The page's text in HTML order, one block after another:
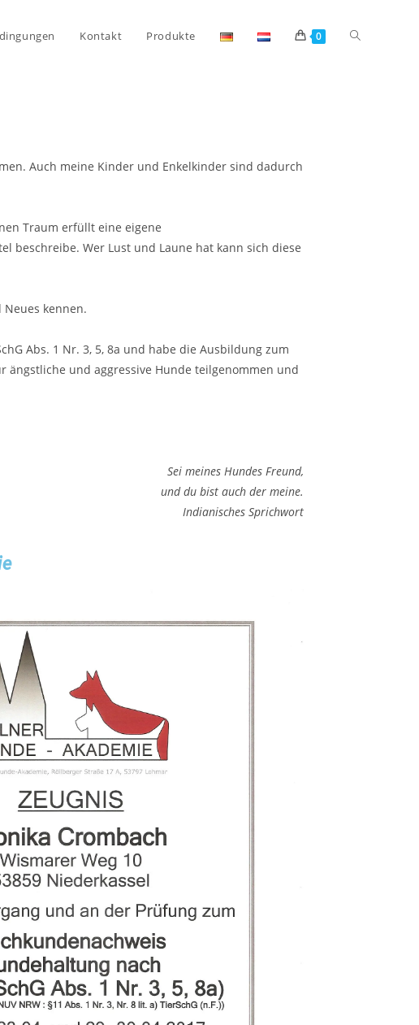
Kontakt Produkte 0
Auch meine Kinder und Enkelkinder sind dadurch
Traum erfüllt eine eigene
beschreibe. Wer Lust und Laune hat kann sich diese
kennen.
Abs. 1 Nr. 3, 5, 8a und habe die Ausbildung zum
ängstliche und aggressive Hunde teilgenommen und
Sei meines Hundes Freund,
und du bist auch der meine.
Indianisches Sprichwort